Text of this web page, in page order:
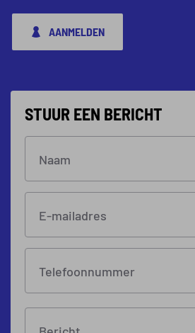
AANMELDEN
STUUR EEN BERICHT
Naam
E-mailadres
Telefoonnummer